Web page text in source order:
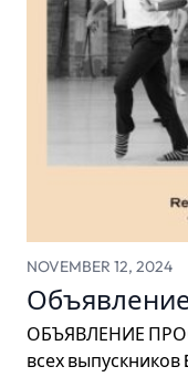
NOVEMBER 12, 2024
ОБЪЯВЛЕНИЕ
всех выпускников